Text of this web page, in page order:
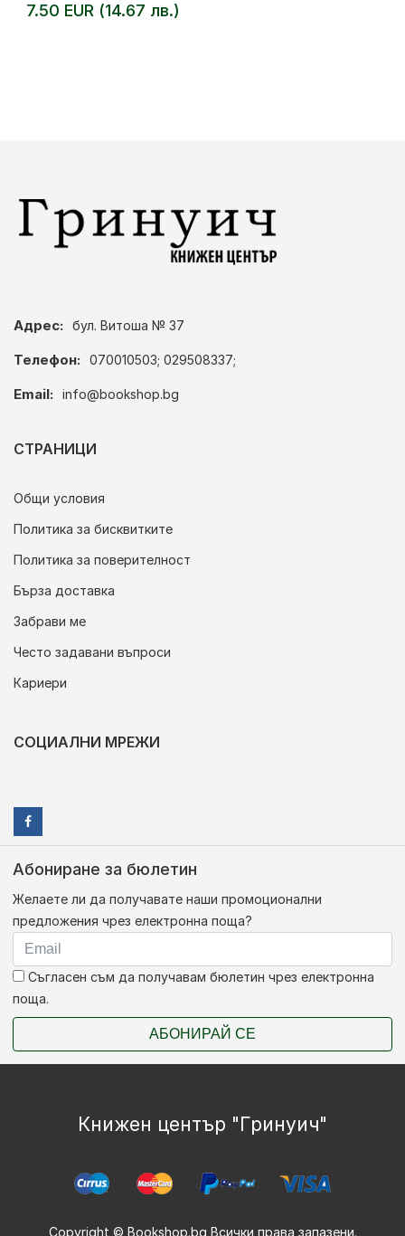
7.50 EUR (14.67 лв.)
Адрес: бул. Витоша № 37
Телефон: 070010503; 029508337;
Email: info@bookshop.bg
СТРАНИЦИ
Общи условия
Политика за бисквитките
Политика за поверителност
Бърза доставка
Забрави ме
Често задавани въпроси
Кариери
СОЦИАЛНИ МРЕЖИ
Абониране за бюлетин
Желаете ли да получавате наши промоционални
предложения чрез електронна поща?
Съгласен съм да получавам бюлетин чрез електронна
поща.
АБОНИРАЙ СЕ
Книжен център "Гринуич"
Copyright © Bookshop.bg Всички права запазени.